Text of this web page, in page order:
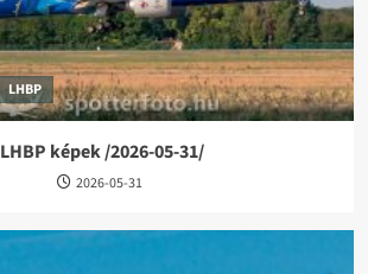
LHBP
LHBP képek /2026-05-31/
2026-05-31